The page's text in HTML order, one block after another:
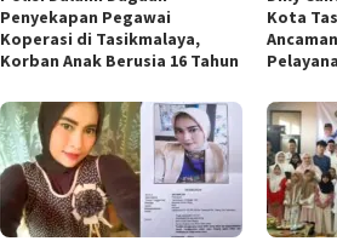
Penyekapan Pegawai
Koperasi di Tasikmalaya,
Korban Anak Berusia 16 Tahun
Kota